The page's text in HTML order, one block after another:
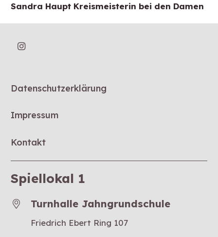
Sandra Haupt Kreismeisterin bei den Damen
Datenschutzerklärung
Impressum
Kontakt
Spiellokal 1
Turnhalle Jahngrundschule
Friedrich Ebert Ring 107